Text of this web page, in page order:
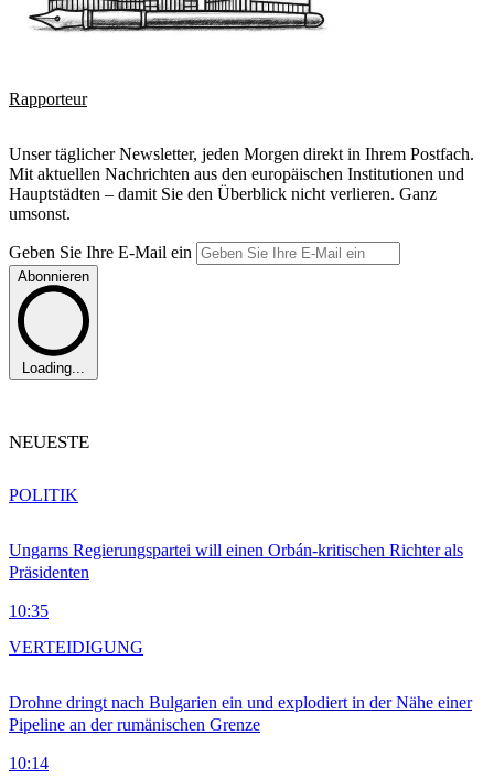
Rapporteur
Unser täglicher Newsletter, jeden Morgen direkt in Ihrem Postfach.
Mit aktuellen Nachrichten aus den europäischen Institutionen und
Hauptstädten – damit Sie den Überblick nicht verlieren. Ganz
umsonst.
Geben Sie Ihre E-Mail ein
Abonnieren
Loading...
NEUESTE
Ungarns Regierungspartei will einen Orbán-kritischen Richter als
Präsidenten
10:35
POLITIK
Drohne dringt nach Bulgarien ein und explodiert in der Nähe einer
Pipeline an der rumänischen Grenze
10:14
VERTEIDIGUNG